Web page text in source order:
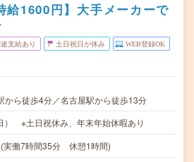
給1600円】大手メーカーで
支給あり 土日祝日が休み WEB登録OK
から徒歩4分／名古屋駅から徒歩13分
） ※土日祝休み、年末年始休暇あり
実働7時間35分 休憩1時間)